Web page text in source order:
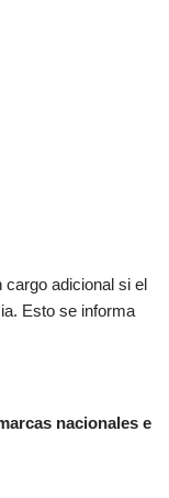
cargo adicional si el
Esto se informa
nacionales e